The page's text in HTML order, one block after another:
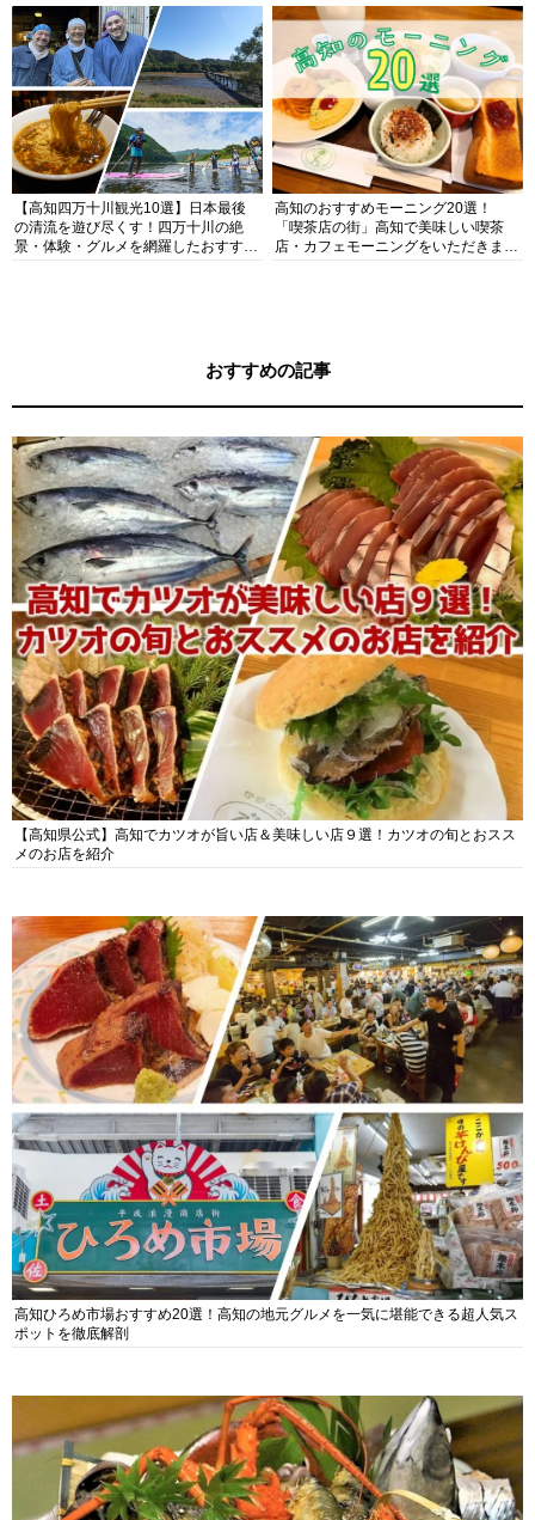
【高知四万十川観光10選】日本最後
の清流を遊び尽くす！四万十川の絶
景・体験・グルメを網羅したおすすめ
高知のおすすめモーニング20選！
「喫茶店の街」高知で美味しい喫茶
店・カフェモーニングをいただきま
おすすめの記事
【高知県公式】高知でカツオが旨い店＆美味しい店９選！カツオの旬とおスス
メのお店を紹介
高知ひろめ市場おすすめ20選！高知の地元グルメを一気に堪能できる超人気ス
ポットを徹底解剖